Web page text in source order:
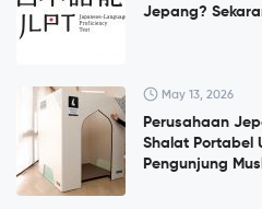
Jepang?
May 13, 2026
Perusahaan
Shalat Portabel
Pengunjung